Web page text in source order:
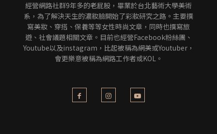
經營網路社群9年多的老屁股，畢業於台北藝術大學美術
系，為了解決天生的濃妝臉開始了彩妝研究之路。主要撰
寫美妝、穿搭、保養等等女性時尚文章，同時也撰寫旅
遊、社會議題相關文章。目前也經營Facebook粉絲團、
Youtube以及instagram，比起被稱為網美或Youtuber，
會更樂意被稱為網路工作者或KOL。